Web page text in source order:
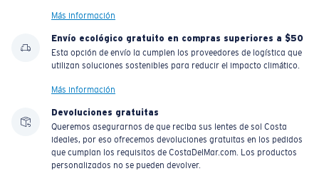
Más información
Envío ecológico gratuito en compras superiores a $50
Esta opción de envío la cumplen los proveedores de logística que
utilizan soluciones sostenibles para reducir el impacto climático.
Más información
Devoluciones gratuitas
Queremos asegurarnos de que reciba sus lentes de sol Costa
ideales, por eso ofrecemos devoluciones gratuitas en los pedidos
que cumplan los requisitos de CostaDelMar.com. Los productos
personalizados no se pueden devolver.